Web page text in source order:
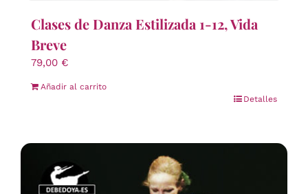
Clases de Danza Estilizada 1-12, Vida
Breve
79,00 €
Añadir al carrito
Detalles